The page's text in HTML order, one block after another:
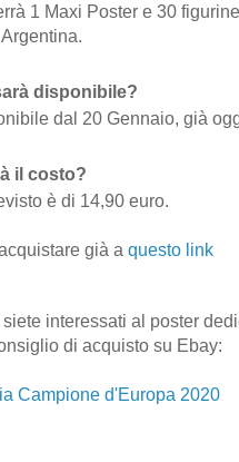
1 Maxi Poster e 30
disponibile?
dal 20 Gennaio, già
il costo?
è di 14,90 euro.
già a questo link
interessati al poster
di acquisto su Ebay:
Campione d'Europa 2020